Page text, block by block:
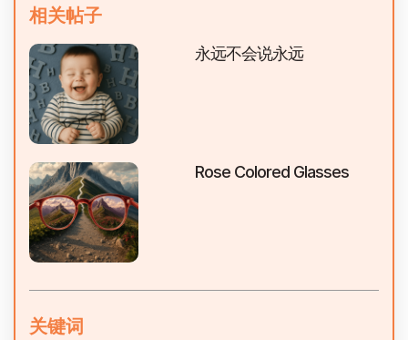
相关帖子
永远不会说永远
Rose Colored Glasses
关键词